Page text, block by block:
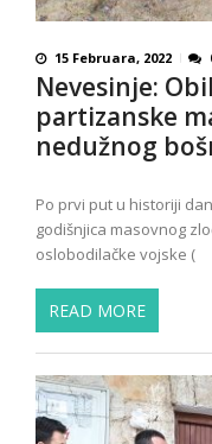
15 Februara, 2022
Nevesinje:
partizanske
nedužnog
Po prvi put u historiji
godišnjica masovnog
oslobodilačke vojske (
READ MORE